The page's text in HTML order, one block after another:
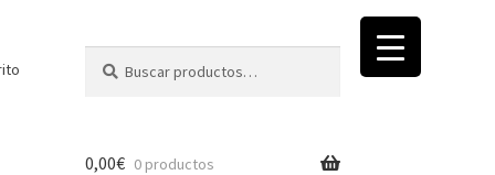
por:
0,00€ 0 productos